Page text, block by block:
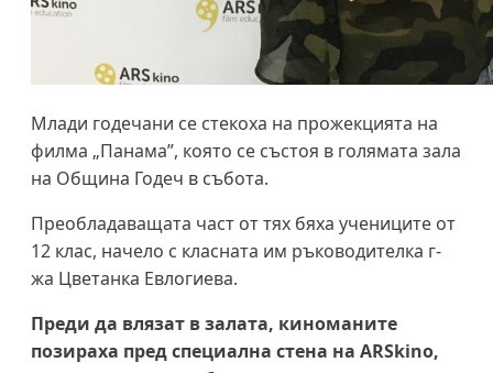
Млади годечани се стекоха на прожекцията на
филма „Панама”, която се състоя в голямата зала
на Община Годеч в събота.
Преобладаващата част от тях бяха учениците от
12 клас, начело с класната им ръководителка г-
жа Цветанка Евлогиева.
Преди да влязат в залата, киноманите
позираха пред специална стена на ARSkino,